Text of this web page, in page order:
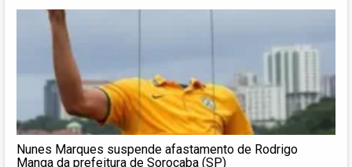
Nunes Marques suspende afastamento de Rodrigo
Manga da prefeitura de Sorocaba (SP)